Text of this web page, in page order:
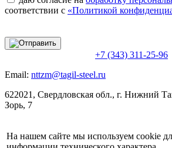
соответствии с «Политикой
+7 (343) 311-25-96
Email: nttzm@tagil-steel.ru
622021, Свердловская обл., г. Нижний
Зорь, 7
На нашем сайте мы используем cookie